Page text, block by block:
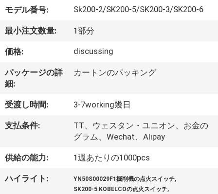
私
達
つ
い
て
工
場
モデル番号: Sk200-2/SK200-5/SK200-3/SK200-6
最小注文数量: 1部分
価格: discussing
パッケージの詳
細:
カートンのパッキング
受渡し時間: 3-7working幾日
支払条件:
TT、ウェスタン・ユニオン、お金の
グラム、Wechat、Alipay
供給の能力: 1週あたりの1000pcs
ハイライト: YN50S00029F1掘削機の点火スイッチ,
SK200-5 KOBELCOの点火スイッチ,